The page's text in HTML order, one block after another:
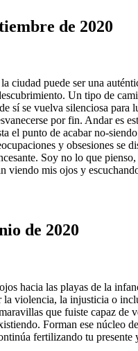
de 2020
ciudad puede ser una
Un tipo de
sí se vuelva silenciosa para
por fin. Andar es
el punto de acabar no-
y obsesiones se
Soy no lo que
viendo mis ojos y
de 2020
hacia las playas de la
la violencia, la injusticia o
que fuiste capaz de
Forman ese núcleo
fertilizando tu presente